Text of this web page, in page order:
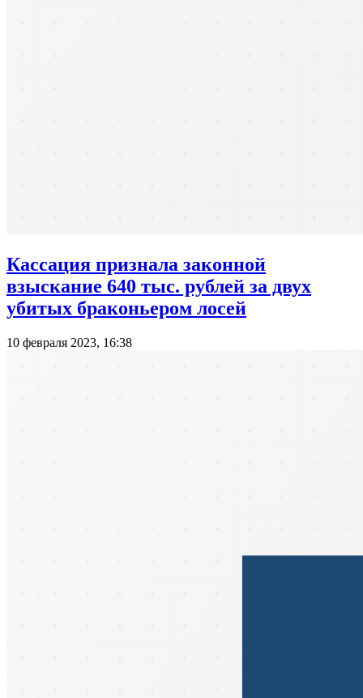
Кассация признала законной
взыскание 640 тыс. рублей за двух
убитых браконьером лосей
10 февраля 2023, 16:38